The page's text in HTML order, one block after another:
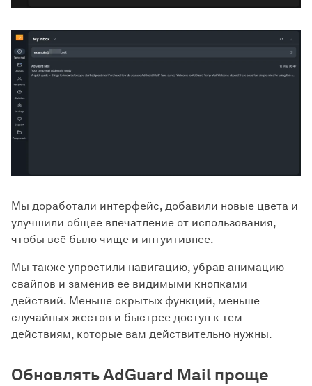
Мы доработали интерфейс, добавили новые цвета и
улучшили общее впечатление от использования,
чтобы всё было чище и интуитивнее.
Мы также упростили навигацию, убрав анимацию
свайпов и заменив её видимыми кнопками
действий. Меньше скрытых функций, меньше
случайных жестов и быстрее доступ к тем
действиям, которые вам действительно нужны.
Обновлять AdGuard Mail проще